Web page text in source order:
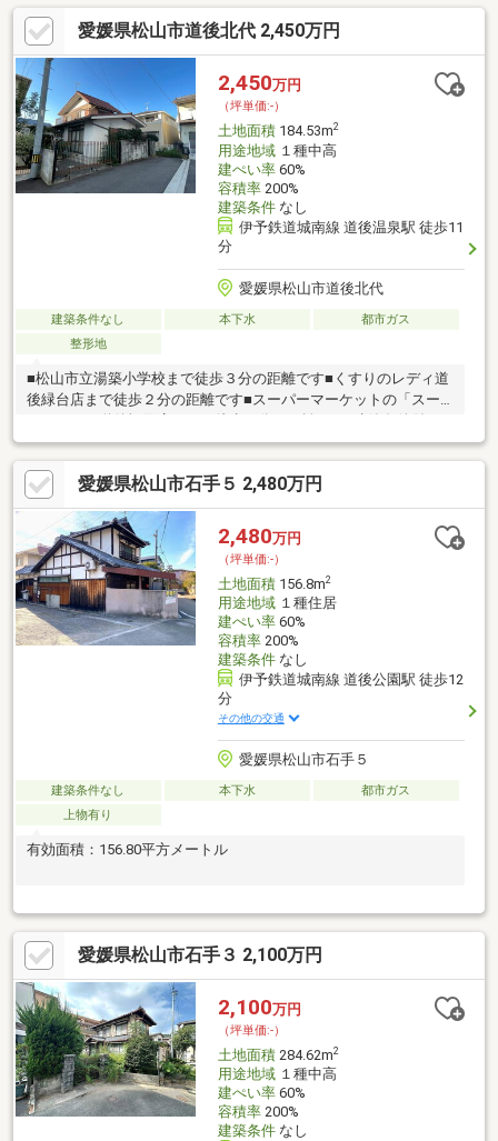
閑静な住宅地。角地ならではの開放感に包まれながら、穏やかな
時間を過ごせます。・業務スーパー道後店まで徒歩4分。重いお買
い物も負担にならず、毎日の献立作りがもっと楽しくスムーズ
に。※埋蔵文化財包蔵地内埋蔵文化財調査費用、解体費用、狭あ
い申請は買主負担上物：木造スレート瓦葺2階建て 136.08m2
S44年1月築
愛媛県松山市道後北代 2,450万円
2,450万円
（坪単価:-）
土地面積184.53m2
用途地域１種中高
建ぺい率60%
容積率200%
建築条件なし
伊予鉄道城南線 道後温泉駅 徒歩11
分
愛媛県松山市道後北代
建築条件なし 本下水
都市ガス
整形地
■松山市立湯築小学校まで徒歩３分の距離です■くすりのレディ道
後緑台店まで徒歩２分の距離です■スーパーマーケットの「スー
パーＡＢＣ道後樋又店」まで徒歩５分の距離です■建築条件付き
土地ではありませんので、お好きなメーカーで建築が可能です
■本物件の取引は、原則、建物解体更地渡しです■閑静な住宅街の
中にある物件です
愛媛県松山市石手５ 2,480万円
2,480万円
（坪単価:-）
土地面積156.8m2
用途地域１種住居
建ぺい率60%
容積率200%
建築条件なし
伊予鉄道城南線 道後公園駅 徒歩12
分
その他の交通
愛媛県松山市石手５
建築条件なし 本下水
都市ガス
上物有り
有効面積：156.80平方メートル
愛媛県松山市石手３ 2,100万円
2,100万円
（坪単価:-）
土地面積284.62m2
用途地域１種中高
建ぺい率60%
容積率200%
建築条件なし